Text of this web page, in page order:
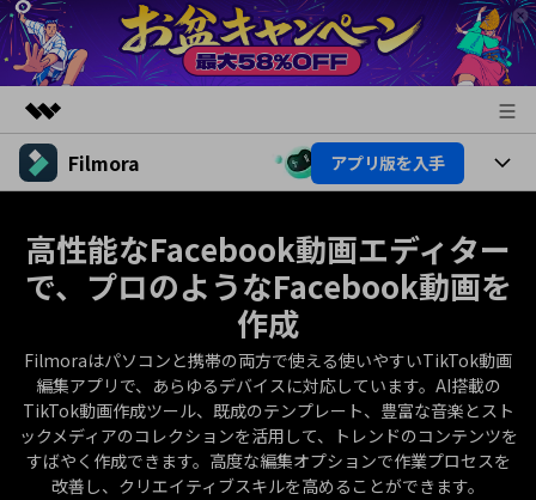
製品
ユーティリティ
概要
ソリューション
企業情報
サポート
Filmora アプリ版を入手
プラットフォーム
AI機能
AIヒント
活用法
Filmoraのユーザー層
ビデオソリューション
動画編集関連知識
動画編集のコツ
サポート
高性能なFacebook動画エディター
で、プロのようなFacebook動画を
作成
Filmoraはパソコンと携帯の両方で使える使いやすいTikTok動画
編集アプリで、あらゆるデバイスに対応しています。AI搭載の
TikTok動画作成ツール、既成のテンプレート、豊富な音楽とスト
ックメディアのコレクションを活用して、トレンドのコンテンツを
すばやく作成できます。高度な編集オプションで作業プロセスを
改善し、クリエイティブスキルを高めることができます。